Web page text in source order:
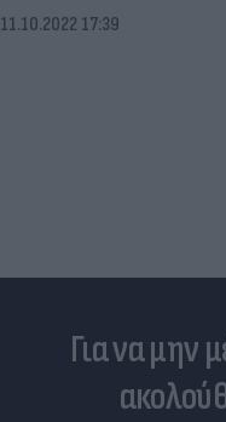
11.10.2022 17:39
Για να μην